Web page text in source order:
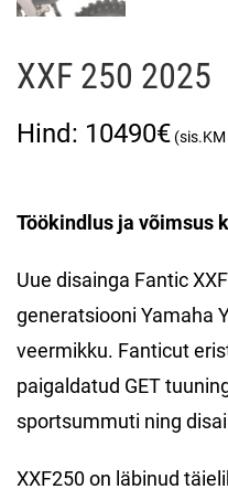
XXF 250 2025
10490€
Töökindlus ja võimsus
Uue disainga Fantic
generatsiooni Yamaha
veermikku. Fanticut
paigaldatud GET
sportsummuti ning
XXF250 on läbinud